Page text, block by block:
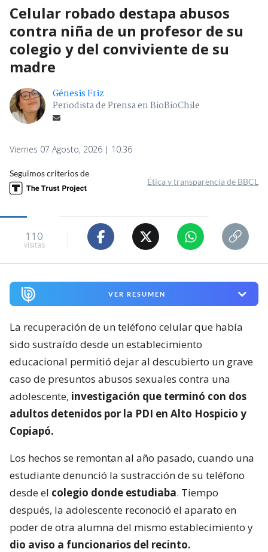
Celular robado destapa abusos
contra niña de un profesor de su
colegio y del conviviente de su
madre
Génesis Friz
Periodista de Prensa en BioBioChile
Viernes 07 Agosto, 2026 | 10:36
Seguimos criterios de
Ética y transparencia de BBCL
110
visitas
VER RESUMEN
La recuperación de un teléfono celular que había
sido sustraído desde un establecimiento
educacional permitió dejar al descubierto un grave
caso de presuntos abusos sexuales contra una
adolescente, investigación que terminó con dos
adultos detenidos por la PDI en Alto Hospicio y
Copiapó.
Los hechos se remontan al año pasado, cuando una
estudiante denunció la sustracción de su teléfono
desde el colegio donde estudiaba. Tiempo
después, la adolescente reconoció el aparato en
poder de otra alumna del mismo establecimiento y
dio aviso a funcionarios del recinto.